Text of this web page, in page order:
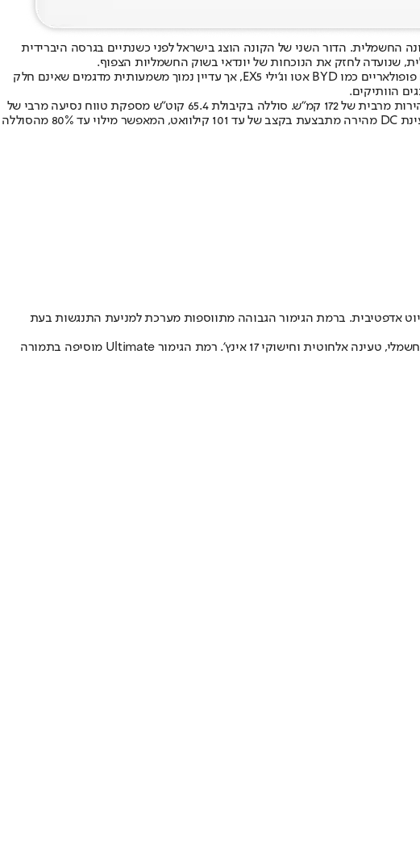
החשמלית. הדור השני של הקונה הוצג בישראל לפני כשנתיים בגרסה היברידית
שנועדה לחזק את הנוכחות של יונדאי בשוק החשמליות הצפוף.
מחיר הפתיחה עומד על 175,000 שקלים, נמוך ב־2,000 שקלים ממחיר הקונה ההיברידית. תג המחיר ממקם אותה מעט מעל דגמים סיניים פופולאריים כמו BYD אטו וג’ילי EX5, אך עדיין נמוך משמעותית מדגמים שאינם חלק
הקונה החשמלית מצוידת במנוע קדמי המפיק 214 כ”ס ו־26 קג”מ, עם תאוצה ל־100 קמ”ש ב־7.8 שניות (8.1 שניות עם חישוקי 19 אינץ’) ומהירות מרבית של 172 קמ”ש. סוללה בקיבולת 65.4 קוט”ש מספקת טווח נסיעה מרבי של
506 ק”מ עם חישוקי 17 אינץ’, כאשר חישוקי 19 אינץ’ מקזזים כ־40 ק”מ מהטווח. טעינת AC תלת פאזית נתמכת בהספק של 11 קילוואט וטעינת DC מהירה מתבצעת בקצב של עד 101 קילוואט, המאפשר מילוי עד 80% מהסוללה
אדפטיבית. ברמת הגימור הגבוהה מתווספות מערכת למניעת התנגשות בעת
הקונה החשמלית מוצעת בשתי רמות גימור. גרסת Pure הבסיסית כוללת מושב נהג מתכוונן חשמלית, חימום למושבים הקדמיים, בלם יד חשמלי, טעינה אלחוטית וחישוקי 17 אינץ’. רמת הגימור Ultimate מוסיפה בתמורה